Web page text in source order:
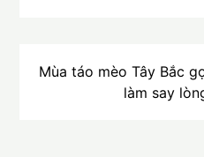
Mùa táo mèo Tây Bắc
làm say